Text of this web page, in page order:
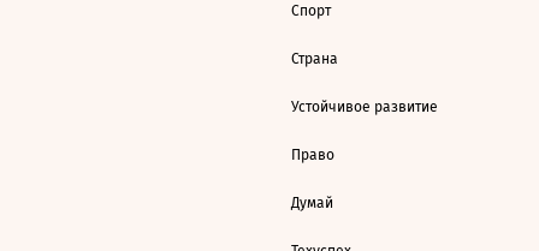
Спорт
Страна
Устойчивое развитие
Право
Думай